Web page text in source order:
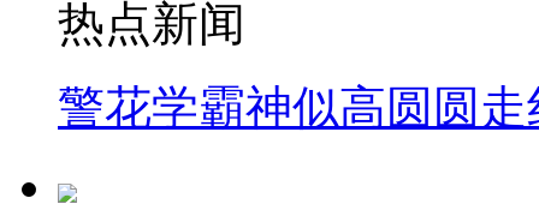
热点新闻
警花学霸神似高圆圆走